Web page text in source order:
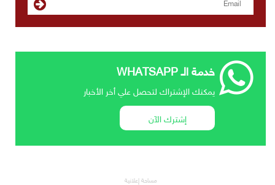
خدمة الـ WHATSAPP
يمكنك الإشتراك لتحصل علي أخر الأخبار
إشترك الآن
مساحة إعلانية